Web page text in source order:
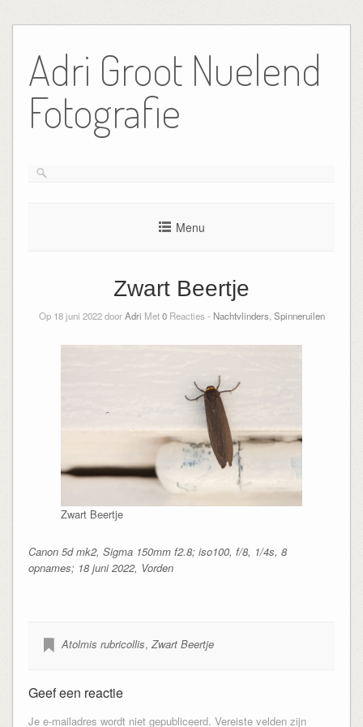
de
inhoud
Adri Groot Nuelend
Fotografie
Menu
Zwart Beertje
Op 18 juni 2022 doorAdri Met0Reacties - Nachtvlinders Spinneruilen
Zwart Beertje
Canon 5d mk2, Sigma 150mm f2.8; iso100, f/8, 1/4s, 8
opnames; 18 juni 2022, Vorden
Atolmis rubricollis,Zwart Beertje
Geef een reactie
Je e-mailadres wordt niet gepubliceerd. Vereiste velden zijn